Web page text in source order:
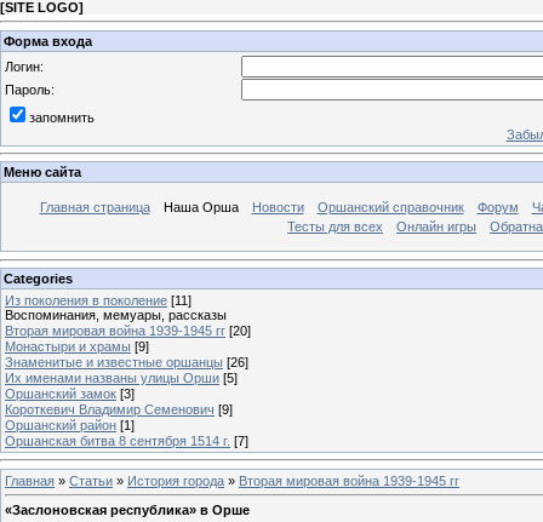
[SITE LOGO]
Форма входа
Логин:
Пароль:
запомнить
Меню сайта
Главная страница Наша Орша Новости Оршанский справочник Форум
Тесты для всех
Онлайн игры
Categories
Из поколения в поколение [11]
Воспоминания, мемуары, рассказы
Вторая мировая война 1939-1945 гг [20]
Монастыри и храмы [9]
Знаменитые и известные оршанцы [26]
Их именами названы улицы Орши [5]
Оршанский замок [3]
Короткевич Владимир Семенович [9]
Оршанский район [1]
Оршанская битва 8 сентября 1514 г. [7]
Главная » Статьи » История города » Вторая мировая война 1939-1945 гг
«Заслоновская республика» в Орше